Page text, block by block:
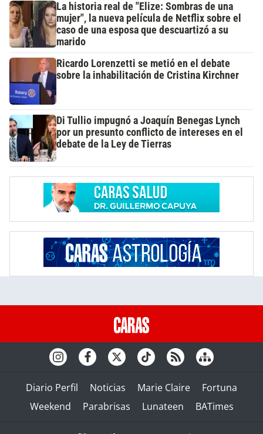
La historia real de "Elize: Sombras de una
mujer", la nueva película de Netflix sobre el
caso de una esposa que descuartizó a su
marido
Ricardo Lorenzetti se metió en el debate
sobre la inhabilitación de Cristina Kirchner
Di Tullio impugnó a Joaquín Benegas Lynch
por un presunto conflicto de intereses en el
debate de la Ley de Tierras
Diario Perfil Noticias Marie Claire
Fortuna
Weekend
Parabrisas Lunateen BATimes